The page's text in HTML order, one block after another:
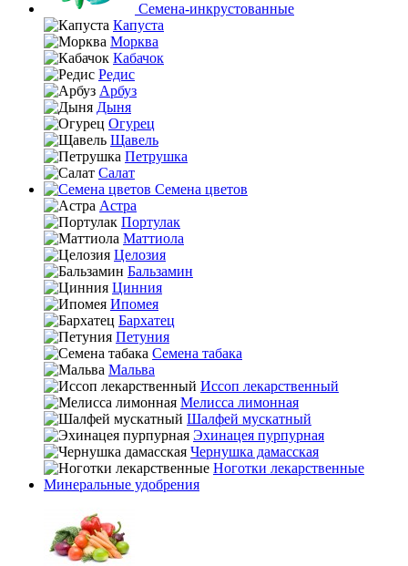
Семена-инкрустованные
Капуста
Морква
Кабачок
Редис
Арбуз
Дыня
Огурец
Щавель
Петрушка
Салат
Семена цветов
Астра
Портулак
Маттиола
Целозия
Бальзамин
Цинния
Ипомея
Бархатец
Петуния
Семена табака
Мальва
Иссоп лекарственный
Мелисса лимонная
Шалфей мускатный
Эхинацея пурпурная
Чернушка дамасская
Ноготки лекарственные
Минеральные удобрения